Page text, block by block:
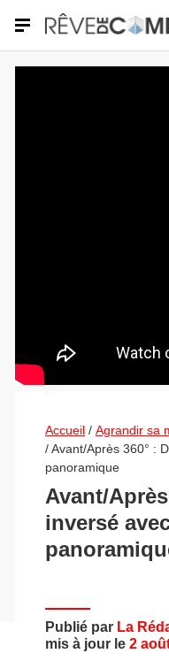
Accueil / Agrandir sa
/Avant/Après 360° :
panoramique
Avant/
inversé
Publié par La
mis à jour le 2